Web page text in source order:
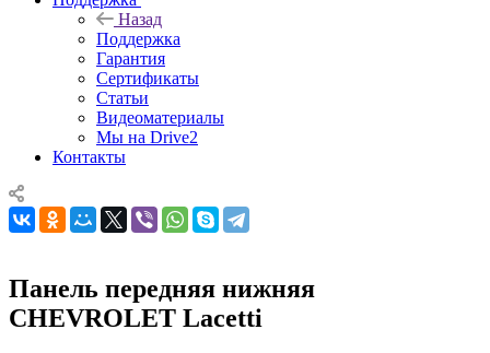
Назад
Поддержка
Гарантия
Сертификаты
Статьи
Видеоматериалы
Мы на Drive2
Контакты
Панель передняя нижняя
CHEVROLET Lacetti